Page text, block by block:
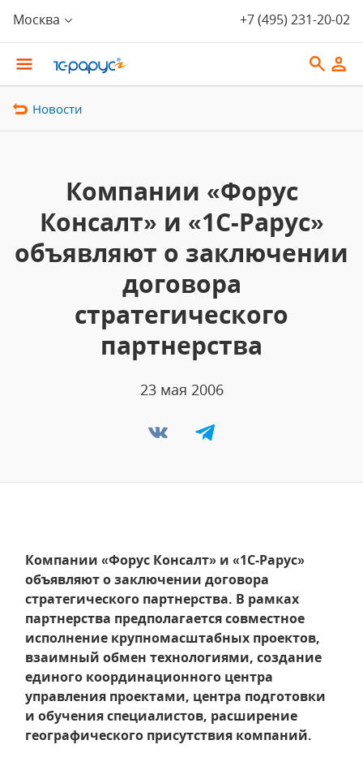
Москва +7 (495) 231-20-02
Новости
Компании «Форус
Консалт» и «1С-Рарус»
объявляют о заключении
договора
стратегического
партнерства
23 мая 2006
Компании «Форус Консалт» и «1С-Рарус»
объявляют о заключении договора
стратегического партнерства. В рамках
партнерства предполагается совместное
исполнение крупномасштабных проектов,
взаимный обмен технологиями, создание
единого координационного центра
управления проектами, центра подготовки
и обучения специалистов, расширение
географического присутствия компаний.